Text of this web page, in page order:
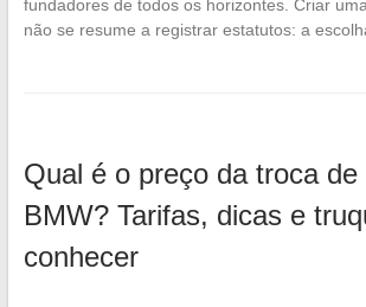
fundadores de todos os horizontes. Criar
não se resume a registrar estatutos: a
Qual é o preço da troca de
BMW? Tarifas, dicas e
conhecer